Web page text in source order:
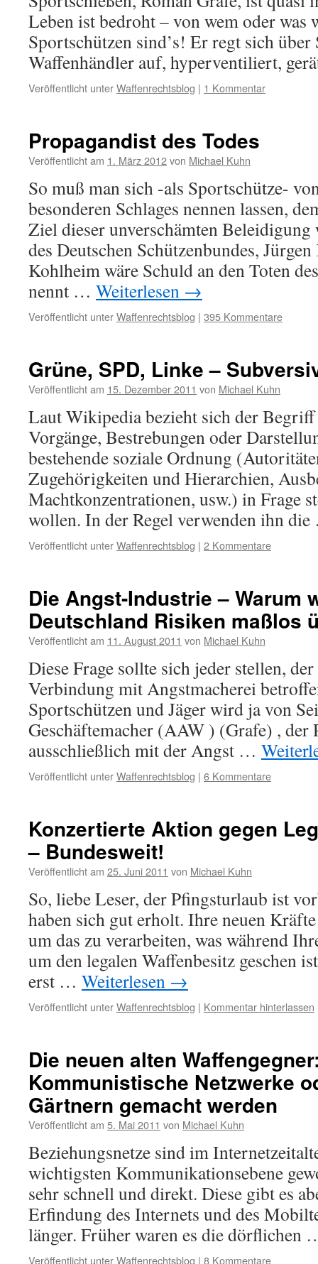
Leben ist bedroht – von wem oder was
Sportschützen sind’s! Er regt sich
Waffenhändler auf, hyperventiliert,
Veröffentlicht unterWaffenrechtsblog | 1 Kommentar
Propagandist des Todes
Veröffentlicht am 1. März 2012von Michael Kuhn
So muß man sich -als Sportschütze-
besonderen Schlages nennen lassen,
Ziel dieser unverschämten
des Deutschen Schützenbundes,
Kohlheim wäre Schuld an den Toten
nennt … Weiterlesen →
Veröffentlicht unterWaffenrechtsblog | 395 Kommentare
Grüne, SPD, Linke –
Veröffentlicht am 15. Dezember 2011 von Michael Kuhn
Laut Wikipedia bezieht sich der
Vorgänge, Bestrebungen oder
bestehende soziale Ordnung
Zugehörigkeiten und Hierarchien,
Machtkonzentrationen, usw.) in Frage
wollen. In der Regel verwenden ihn
Veröffentlicht unterWaffenrechtsblog | 2 Kommentare
Die Angst-Industrie – Warum
Deutschland Risiken maßlos
Veröffentlicht am 11. August 2011 von Michael Kuhn
Diese Frage sollte sich jeder stellen,
Verbindung mit Angstmacherei
Sportschützen und Jäger wird ja von
Geschäftemacher (AAW ) (Grafe) ,
ausschließlich mit der Angst …
Veröffentlicht unterWaffenrechtsblog | 6 Kommentare
Konzertierte Aktion gegen
– Bundesweit!
Veröffentlicht am 25. Juni 2011 von Michael Kuhn
So, liebe Leser, der Pfingsturlaub ist
haben sich gut erholt. Ihre neuen
um das zu verarbeiten, was während
um den legalen Waffenbesitz geschen
erst … Weiterlesen →
Veröffentlicht unterWaffenrechtsblog | Kommentar hinterlassen
Die neuen alten
Kommunistische Netzwerke
Gärtnern gemacht werden
Veröffentlicht am 5. Mai 2011 von Michael Kuhn
Beziehungsnetze sind im
wichtigsten Kommunikationsebene
sehr schnell und direkt. Diese gibt es
Erfindung des Internets und des
länger. Früher waren es die
Veröffentlicht unterWaffenrechtsblog | 8 Kommentare